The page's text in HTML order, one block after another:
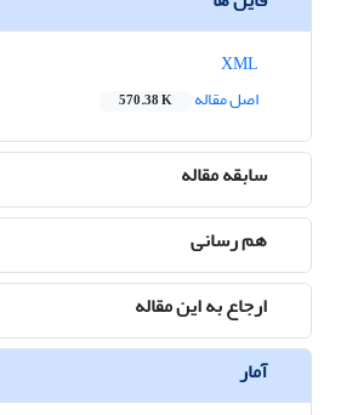
اصل مقاله
570.38 K
سابقه مقاله
هم رسانی
ارجاع به این مقاله
آمار